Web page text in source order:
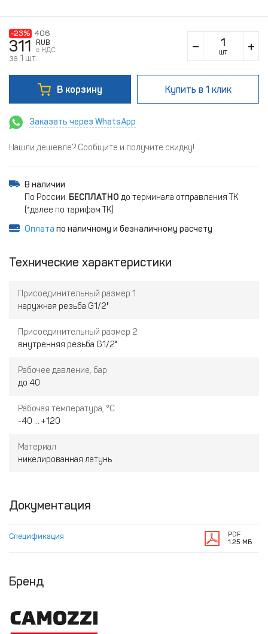
-23% 406
311
RUB
c НДС
за 1 шт.
шт
В корзину Купить в 1 клик
Заказать через WhatsApp
Нашли дешевле? Сообщите и получите скидку!
В наличии
По России: БЕСПЛАТНО до терминала отправления ТК
(*далее по тарифам ТК)
Оплата по наличному и безналичному расчету
Технические характеристики
Присоединительный размер 1
наружная резьба G1/2"
Присоединительный размер 2
внутренняя резьба G1/2"
Рабочее давление, бар
до 40
Рабочая температура, °С
-40 ... +120
Материал
никелированная латунь
Документация
Спецификация
PDF
1.25 МБ
Бренд